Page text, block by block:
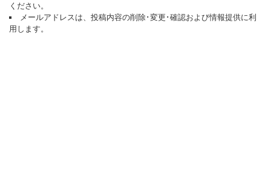
ください。
メールアドレスは、投稿内容の削除･変更･確認および情報提供に利
用します。